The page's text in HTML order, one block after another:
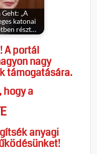
„A
katonai
részt…
A portál
nagy
támogatására.
hogy a
anyagi